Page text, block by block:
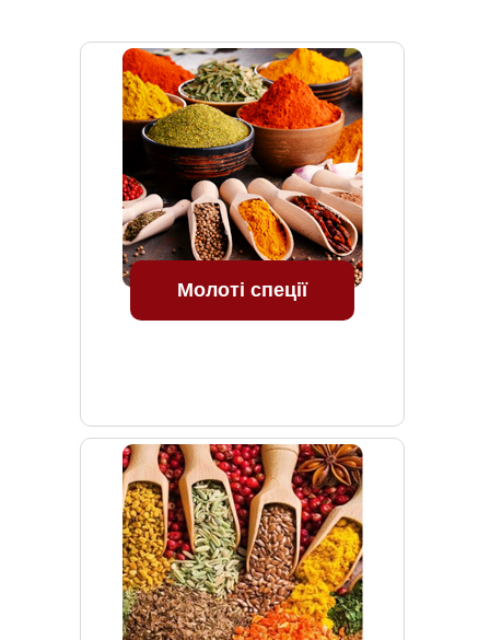
Молоті спеції